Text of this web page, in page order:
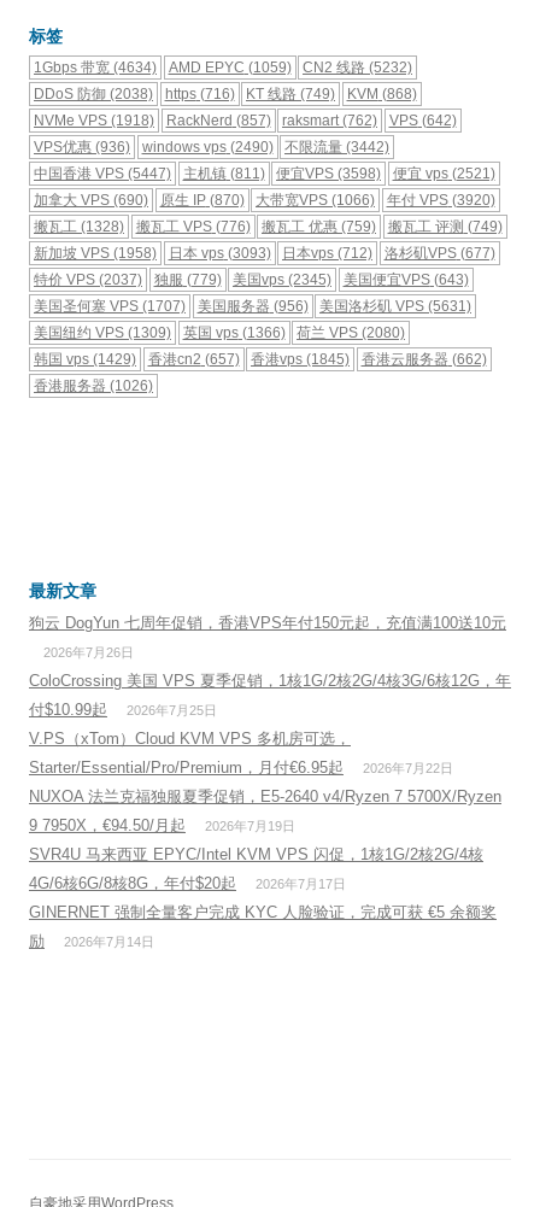
标签
1Gbps 带宽 (4634) AMD EPYC (1059) CN2 线路 (5232)
DDoS 防御 (2038) https(716) KT 线路 (749) KVM (868)
NVMe VPS (1918) RackNerd (857) raksmart(762) VPS(642)
VPS优惠 (936) windows vps(2490) 不限流量 (3442)
中国香港 VPS (5447) 主机镇(811) 便宜VPS (3598) 便宜 vps(2521)
加拿大 VPS (690) 原生 IP(870) 大带宽VPS (1066) 年付 VPS(3920)
搬瓦工 (1328) 搬瓦工 VPS(776) 搬瓦工 优惠 (759) 搬瓦工 评测 (749)
新加坡 VPS (1958) 日本 vps(3093) 日本vps (712) 洛杉矶VPS(677)
特价 VPS (2037) 独服 (779) 美国vps (2345) 美国便宜VPS(643)
美国圣何塞 VPS (1707) 美国服务器 (956) 美国洛杉矶 VPS (5631)
美国纽约 VPS (1309) 英国 vps(1366) 荷兰 VPS (2080)
韩国 vps (1429) 香港cn2 (657) 香港vps (1845) 香港云服务器 (662)
香港服务器 (1026)
最新文章
狗云 DogYun 七周年促销，香港VPS年付150元起，充值满100送10元
2026年7月26日
ColoCrossing 美国 VPS 夏季促销，1核1G/2核2G/4核3G/6核12G，年
付$10.99起
2026年7月25日
V.PS（xTom）Cloud KVM VPS 多机房可选，
Starter/Essential/Pro/Premium，月付€6.95起
2026年7月22日
NUXOA 法兰克福独服夏季促销，E5-2640 v4/Ryzen 7 5700X/Ryzen
9 7950X，€94.50/月起
2026年7月19日
SVR4U 马来西亚 EPYC/Intel KVM VPS 闪促，1核1G/2核2G/4核
4G/6核6G/8核8G，年付$20起
2026年7月17日
GINERNET 强制全量客户完成 KYC 人脸验证，完成可获 €5 余额奖
励
2026年7月14日
自豪地采用WordPress